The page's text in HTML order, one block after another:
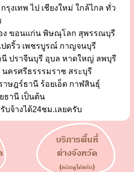
รุงเทพ ไป เชียงใหม่ ใกล้ไกล ทั่ว
ง ขอนแก่น พิษณุโลก สุพรรณบุรี
ดริ้ว เพชรบูรณ์ กาญจนบุรี
ปราจีนบุรี อุบล หาดใหญ่ ลพบุรี
ครศรีธรรรมราช สระบุรี
ษฎร์ธานี ร้อยเอ็ด กาฬสินธุ์
ธานี เป็นต้น
บจ้างได้24ชม.เลยครับ